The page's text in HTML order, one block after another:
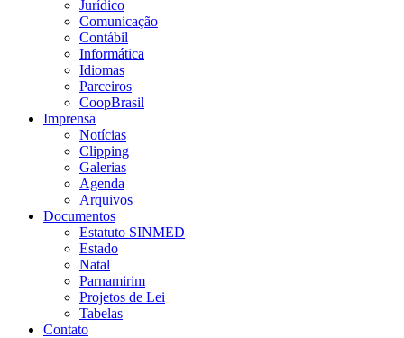
Jurídico
Comunicação
Contábil
Informática
Idiomas
Parceiros
CoopBrasil
Imprensa
Notícias
Clipping
Galerias
Agenda
Arquivos
Documentos
Estatuto SINMED
Estado
Natal
Parnamirim
Projetos de Lei
Tabelas
Contato